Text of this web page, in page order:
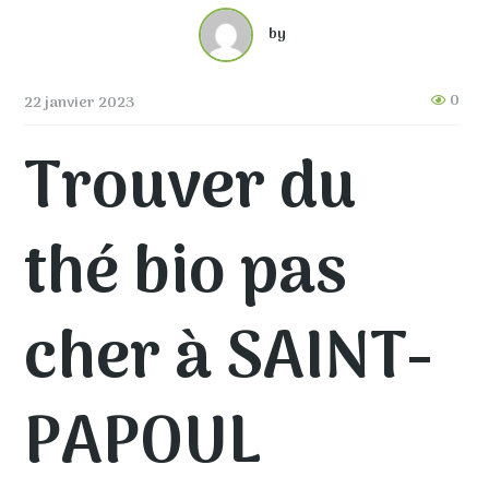
by
22 janvier 2023 0
Trouver du
thé bio pas
cher à SAINT-
PAPOUL